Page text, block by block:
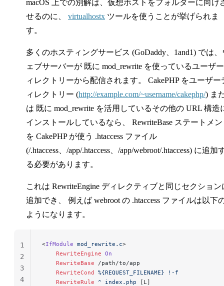
macOS 上での別解は、仮想ホストをフォルダーに向け
せるのに、 virtualhostx ツールを使うことが挙げられま
す。
多くのホスティングサービス (GoDaddy、1and1) では、
ェブサーバーが 既に mod_rewrite を使っているユーザ
ィレクトリーから配信されます。 CakePHP をユーザー
ィレクトリー (http://example.com/~username/cakephp/) ま
は 既に mod_rewrite を活用しているその他の URL 構造
インストールしているなら、 RewriteBase ステートメ
を CakePHP が使う .htaccess ファイル
(/.htaccess、/app/.htaccess、/app/webroot/.htaccess) に追加
る必要があります。
これは RewriteEngine ディレクティブと同じセクション
追加でき、 例えば webroot の .htaccess ファイルは以下
ようになります。
<IfModule mod_rewrite.c>
    RewriteEngine
On
    RewriteBase
/path/to/app
    RewriteCond
%{REQUEST_FILENAME} !-f
    RewriteRule
^ index.php [L]
1
2
3
4